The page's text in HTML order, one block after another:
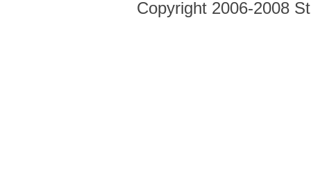
Copyright 2006-2008